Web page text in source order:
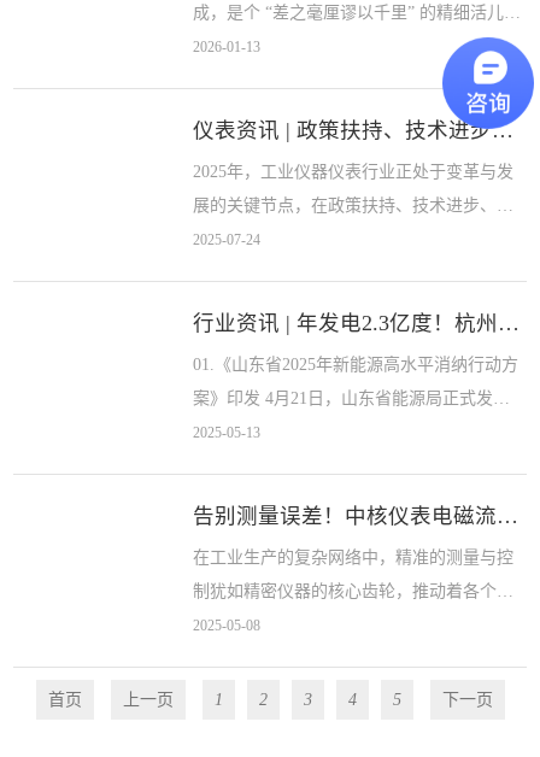
成，是个 “差之毫厘谬以千里” 的精细活儿
—— 反应体系 pH 偏差 0.1，就可能导致收率
骤降、杂质超标；而生产现场弥漫的有机溶
2026-01-13
仪表资讯 | 政策扶持、技术进步，仪器仪表行业...
2025年，工业仪器仪表行业正处于变革与发
展的关键节点，在政策扶持、技术进步、市
场需求转变等多重因素推动下，呈现出一系
2025-07-24
行业资讯 | 年发电2.3亿度！杭州这个项目让废...
01.《山东省2025年新能源高水平消纳行动方
案》印发 4月21日，山东省能源局正式发布
《山东省2025年新能源高水平消纳行动方
2025-05-13
告别测量误差！中核仪表电磁流量计，工业流体...
在工业生产的复杂网络中，精准的测量与控
制犹如精密仪器的核心齿轮，推动着各个环
节高效运转。中核仪表，作为工业过程控制
高品质、高性能的仪表解决方案，其...
2025-05-08
首页 上一页 1 2 3 4 5 下一页